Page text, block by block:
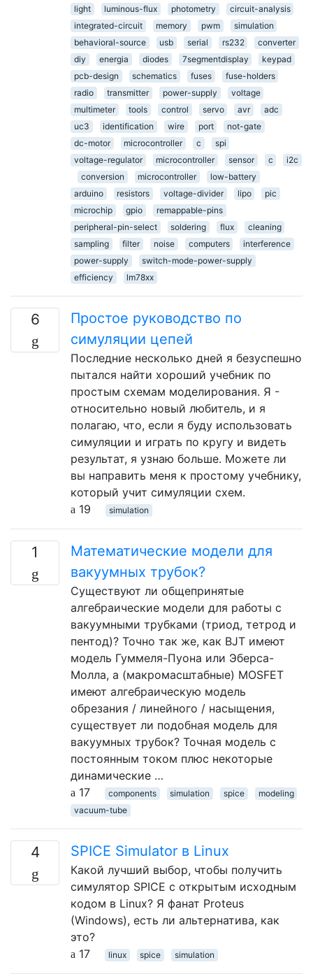
light luminous-flux photometry
circuit-analysis
integrated-circuit
memory pwm
simulation
behavioral-source
usb serial rs232
converter
diy
energia diodes 7segmentdisplay
keypad
pcb-design
schematics fuses
fuse-holders
radio
transmitter power-supply
voltage
multimeter
tools control servo avr
adc
uc3
identification wire port
not-gate
dc-motor
microcontroller c
spi
voltage-regulator
microcontroller sensor c
i2c
conversion
microcontroller
low-battery
arduino
resistors voltage-divider lipo
pic
microchip
gpio
remappable-pins
peripheral-pin-select
soldering flux
cleaning
sampling
filter noise computers
interference
power-supply
switch-mode-power-supply
efficiency
lm78xx
6
Простое руководство по
симуляции цепей
Последние несколько дней я безуспешно
пытался найти хороший учебник по
простым схемам моделирования. Я -
относительно новый любитель, и я
полагаю, что, если я буду использовать
симуляции и играть по кругу и видеть
результат, я узнаю больше. Можете ли
вы направить меня к простому учебнику,
который учит симуляции схем.
19
simulation
1
Математические модели для
вакуумных трубок?
Существуют ли общепринятые
алгебраические модели для работы с
вакуумными трубками (триод, тетрод и
пентод)? Точно так же, как BJT имеют
модель Гуммеля-Пуона или Эберса-
Молла, а (макромасштабные) MOSFET
имеют алгебраическую модель
обрезания / линейного / насыщения,
существует ли подобная модель для
вакуумных трубок? Точная модель с
постоянным током плюс некоторые
динамические …
17
components simulation spice
modeling
vacuum-tube
4 SPICE Simulator в Linux
Какой лучший выбор, чтобы получить
симулятор SPICE с открытым исходным
кодом в Linux? Я фанат Proteus
(Windows), есть ли альтернатива, как
это?
17
linux spice simulation